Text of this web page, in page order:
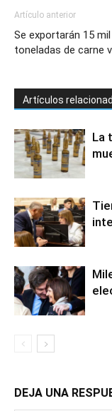
Artículo anterior
Se exportarán 15 mil
toneladas de carne
Artículos
La
DEJA UNA